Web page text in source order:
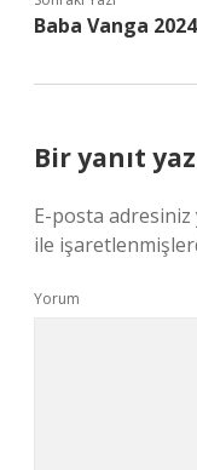
Baba Vanga
Bir yanıt
E-posta adresiniz
ile
Yorum